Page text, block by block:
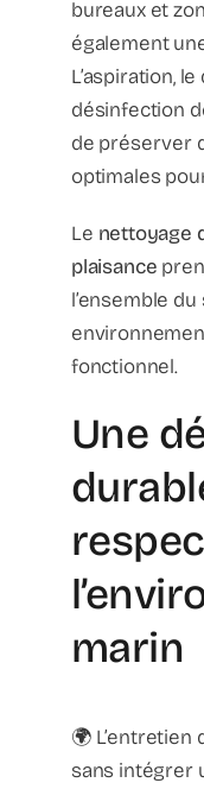
bureaux et
également
L’aspiration,
désinfection
de préserver
optimales
Le nettoyage
plaisance
l’ensemble
fonctionnel.
Une
marin
🌍
sans intégrer